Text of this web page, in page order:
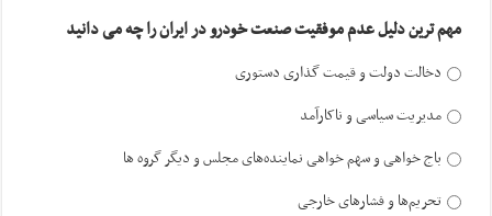
مهم ترین دلیل عدم موفقیت صنعت خودرو در ایران را چه می دانید
دخالت دولت و قیمت گذاری دستوری
مدیریت سیاسی و ناکارآمد
باج خواهی و سهم خواهی نماینده‌های مجلس و دیگر گروه ها
تحریم‌ها و فشارهای خارجی